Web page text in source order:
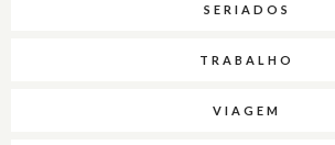
SERIADOS
TRABALHO
VIAGEM